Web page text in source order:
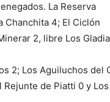
La Reserva
Chanchita 4; El Ciclón
2, libre Los
2; Los Aguiluchos
Rejunte de Piatti 0 y